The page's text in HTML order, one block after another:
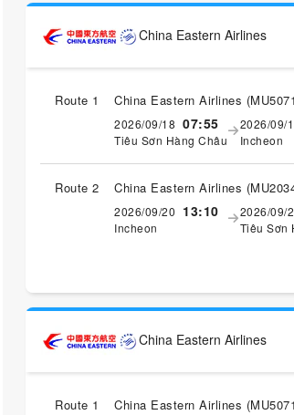
China Eastern Airlines
Route 1 China Eastern Airlines (MU5071
2026/09/18 07:55
Tiêu Sơn Hàng Châu
2026/09/
Incheon
Route 2 China Eastern Airlines (
2026/09/20 13:10
Incheon
2026/09/
Tiêu Sơn
China Eastern Airlines
Route 1 China Eastern Airlines (MU5071